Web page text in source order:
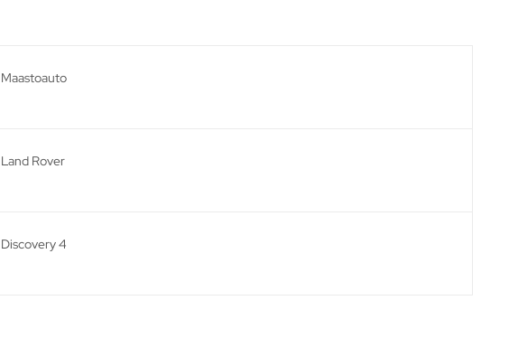
Maastoauto
Land Rover
Discovery 4